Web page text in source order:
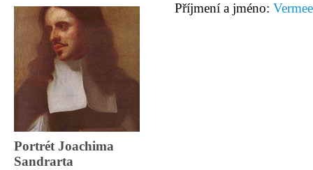
Portrét Joachima
Sandrarta
Příjmení a jméno: